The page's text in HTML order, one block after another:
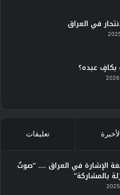
في العراق
بكافٍ عبده؟
تعليقات
الإشارة في العراق …. “صوتٌ
بالمشاركة”